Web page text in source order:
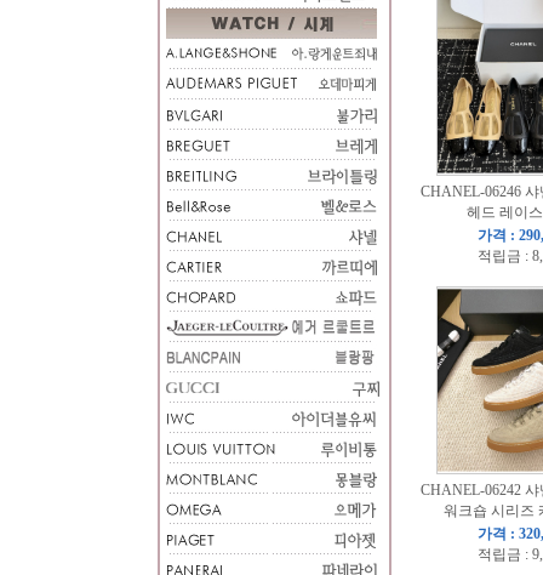
CHANEL-06246 샤
헤드 레이
가격 :
적립금 :
CHANEL-06242 샤
워크숍 시리즈
가격 :
적립금 :